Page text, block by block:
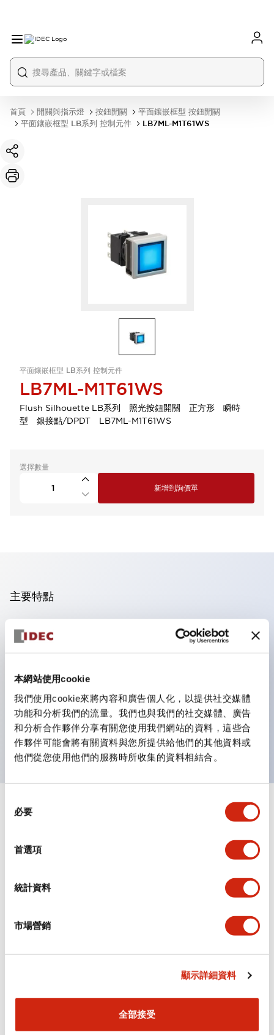
本網站使用cookie
我們使用cookie來將內容和廣告個人化，以提供社交媒體
功能和分析我們的流量。我們也與我們的社交媒體、廣告
和分析合作夥伴分享有關您使用我們網站的資料，這些合
作夥伴可能會將有關資料與您所提供給他們的其他資料或
他們從您使用他們的服務時所收集的資料相結合。
必要
首選項
統計資料
市場營銷
顯示詳細資料
全部接受
首頁 開關與指示燈 按鈕開關
平面鑲嵌框型 按鈕開關
平面鑲嵌框型 LB系列 控制元件
LB7ML-M1T61WS
平面鑲嵌框型 LB系列 控制元件
LB7ML-M1T61WS
Flush Silhouette LB系列 照光按鈕開關 正方形 瞬時
型 銀接點/DPDT LB7ML-M1T61WS
選擇數量
新增到詢價單
主要特點
操作面板的凹凸減少，呈現銳利感。
支援分離型／單板式
優秀的防水性能。保護結構IP65
按鈕開關、選擇開關、帶鎖選擇開關最多3c接點。
邊框顏色有黑色與金屬色兩種。
LED照明帶來明亮且清晰的照明面
規格 顯示全部 +